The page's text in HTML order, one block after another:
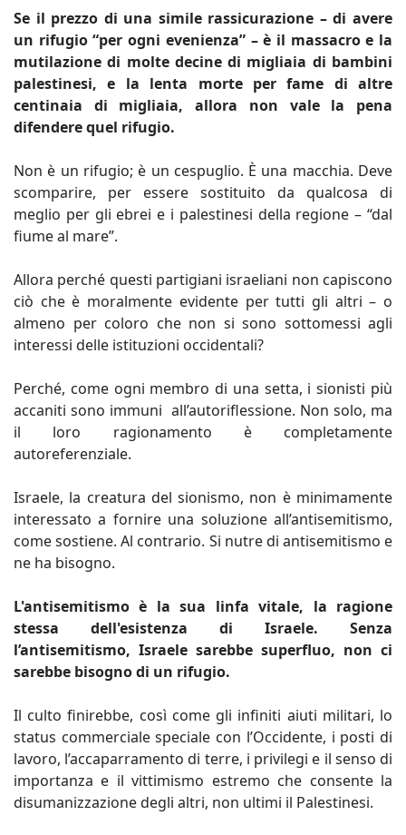
Se il prezzo di una simile rassicurazione – di avere
un rifugio “per ogni evenienza” – è il massacro e la
mutilazione di molte decine di migliaia di bambini
palestinesi, e la lenta morte per fame di altre
centinaia di migliaia, allora non vale la pena
difendere quel rifugio.
Non è un rifugio; è un cespuglio. È una macchia. Deve
scomparire, per essere sostituito da qualcosa di
meglio per gli ebrei e i palestinesi della regione – “dal
fiume al mare”.
Allora perché questi partigiani israeliani non capiscono
ciò che è moralmente evidente per tutti gli altri – o
almeno per coloro che non si sono sottomessi agli
interessi delle istituzioni occidentali?
Perché, come ogni membro di una setta, i sionisti più
accaniti sono immuni all’autoriflessione. Non solo, ma
il loro ragionamento è completamente
autoreferenziale.
Israele, la creatura del sionismo, non è minimamente
interessato a fornire una soluzione all’antisemitismo,
come sostiene. Al contrario. Si nutre di antisemitismo e
ne ha bisogno.
L'antisemitismo è la sua linfa vitale, la ragione
stessa dell'esistenza di Israele. Senza
l’antisemitismo, Israele sarebbe superfluo, non ci
sarebbe bisogno di un rifugio.
Il culto finirebbe, così come gli infiniti aiuti militari, lo
status commerciale speciale con l’Occidente, i posti di
lavoro, l’accaparramento di terre, i privilegi e il senso di
importanza e il vittimismo estremo che consente la
disumanizzazione degli altri, non ultimi il Palestinesi.